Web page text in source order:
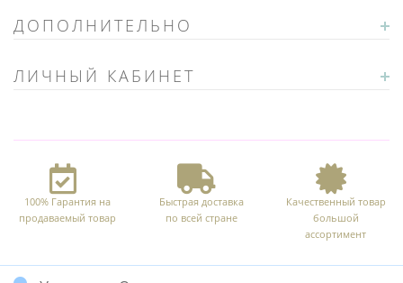
ДОПОЛНИТЕЛЬНО
ЛИЧНЫЙ КАБИНЕТ
100% Гарантия на
продаваемый товар
Быстрая доставка
по всей стране
Качественный товар
большой
ассортимент